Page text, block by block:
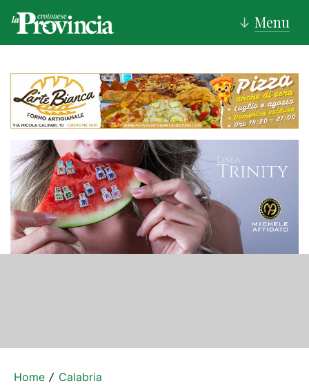
↓ Menu
Home / Calabria